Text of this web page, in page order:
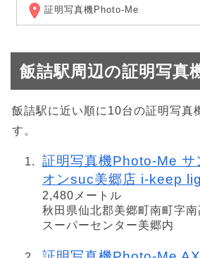
証明写真機Photo-Me
飯詰駅周辺の証明写真
飯詰駅に近い順に10台の証明写真
す。
証明写真機Photo-Me サ
オンsuc美郷店 i-keep
2,480メートル
秋田県仙北郡美郷町南町字
スーパーセンター美郷内